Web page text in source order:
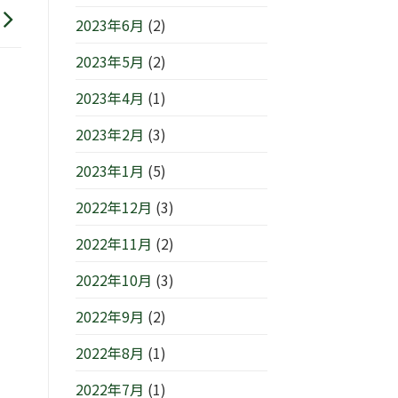
2023年6月 (2)
2023年5月 (2)
2023年4月 (1)
2023年2月 (3)
2023年1月 (5)
2022年12月 (3)
2022年11月 (2)
2022年10月 (3)
2022年9月 (2)
2022年8月 (1)
2022年7月 (1)